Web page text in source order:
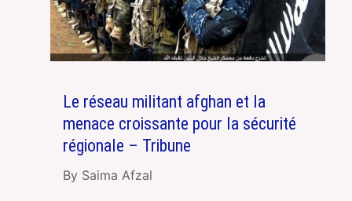
Le réseau militant afghan et la
menace croissante pour la sécurité
régionale – Tribune
By Saima Afzal